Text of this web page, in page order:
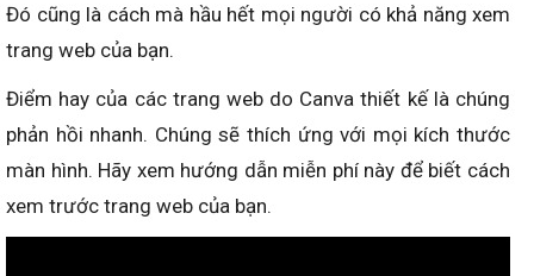
Đó cũng là cách mà hầu hết mọi người có khả năng xem
trang web của bạn.
Điểm hay của các trang web do Canva thiết kế là chúng
phản hồi nhanh. Chúng sẽ thích ứng với mọi kích thước
màn hình. Hãy xem hướng dẫn miễn phí này để biết cách
xem trước trang web của bạn.